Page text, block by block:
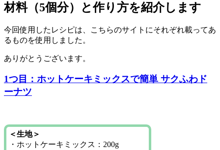
材料（5個分）と作り方を紹介します
今回使用したレシピは、こちらのサイトにそれぞれ載ってあ
るものを使用しました。
ありがとうございます。
1つ目：ホットケーキミックスで簡単 サクふわド
ーナツ
＜生地＞
・ホットケーキミックス：200g